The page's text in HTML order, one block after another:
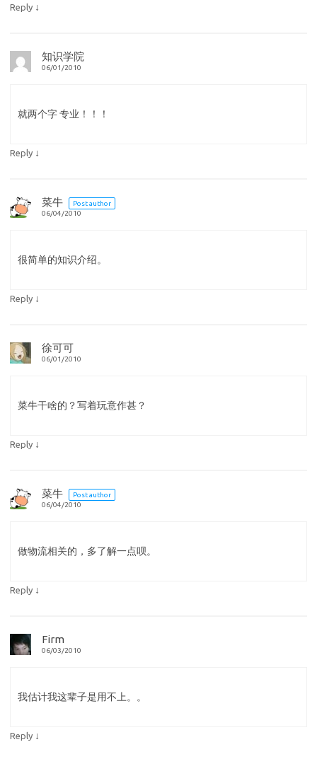
Reply ↓
知识学院
06/01/2010
就两个字 专业！！！
Reply ↓
菜牛
Post author
06/04/2010
很简单的知识介绍。
Reply ↓
徐可可
06/01/2010
菜牛干啥的？写着玩意作甚？
Reply ↓
菜牛
Post author
06/04/2010
做物流相关的，多了解一点呗。
Reply ↓
Firm
06/03/2010
我估计我这辈子是用不上。。
Reply ↓